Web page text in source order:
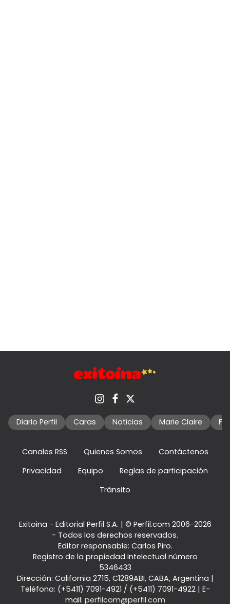
Diario Perfil Caras Noticias Marie Claire
Canales RSS Quienes Somos
Contáctenos
Privacidad
Equipo
Reglas de participación
Tránsito
Exitoina - Editorial Perfil S.A. | © Perfil.com 2006-2026
- Todos los derechos reservados.
Editor responsable: Carlos Piro.
Registro de la propiedad intelectual número
5346433
Dirección: California 2715, C1289ABI, CABA, Argentina |
Teléfono: (+5411) 7091-4921 / (+5411) 7091-4922| E-
mail: perfilcom@perfil.com